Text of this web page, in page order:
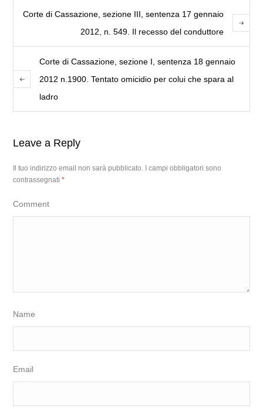
Corte di Cassazione, sezione III, sentenza 17 gennaio
2012, n. 549. Il recesso del conduttore
Corte di Cassazione, sezione I, sentenza 18 gennaio
2012 n.1900. Tentato omicidio per colui che spara al
ladro
Leave a Reply
Il tuo indirizzo email non sarà pubblicato. I campi obbligatori sono
contrassegnati*
Comment
Name
Email